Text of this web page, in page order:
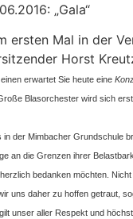
„Gala“
ersten Mal in der
Horst
erwartet Sie heute eine
Blasorchester wird sich
in der Mimbacher Grundschule
an die Grenzen ihrer
bedanken möchten.
uns daher zu hoffen getraut,
unser aller Respekt und